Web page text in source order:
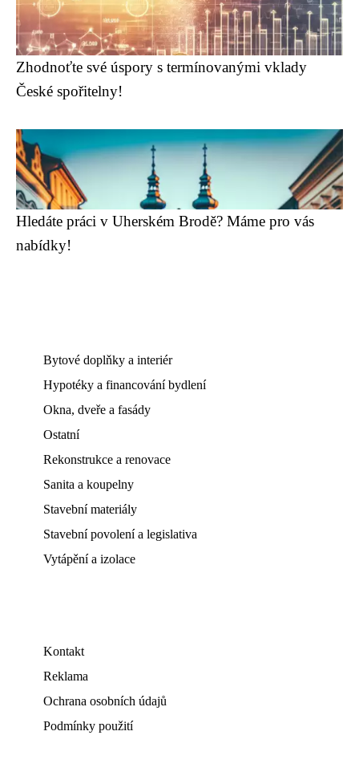
Zhodnoťte své úspory s termínovanými vklady
České spořitelny!
Hledáte práci v Uherském Brodě? Máme pro vás
nabídky!
Bytové doplňky a interiér
Hypotéky a financování bydlení
Okna, dveře a fasády
Ostatní
Rekonstrukce a renovace
Sanita a koupelny
Stavební materiály
Stavební povolení a legislativa
Vytápění a izolace
Kontakt
Reklama
Ochrana osobních údajů
Podmínky použití